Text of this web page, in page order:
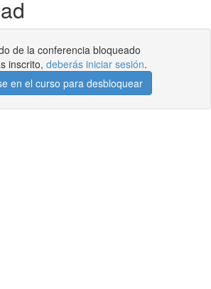
de la conferencia bloqueado
inscrito, deberás iniciar sesión.
en el curso para desbloquear